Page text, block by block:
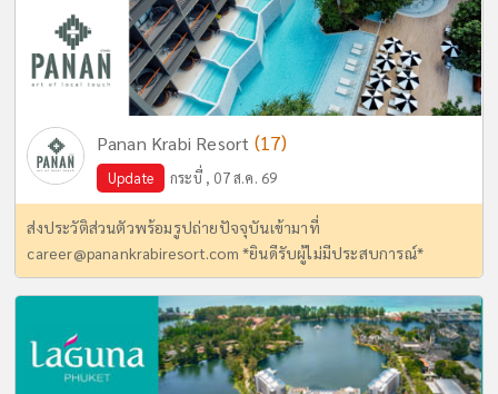
Panan Krabi Resort (17)
Update กระบี่ , 07 ส.ค. 69
ส่งประวัติส่วนตัวพร้อมรูปถ่ายปัจจุบันเข้ามาที่
career@panankrabiresort.com *ยินดีรับผู้ไม่มีประสบการณ์*